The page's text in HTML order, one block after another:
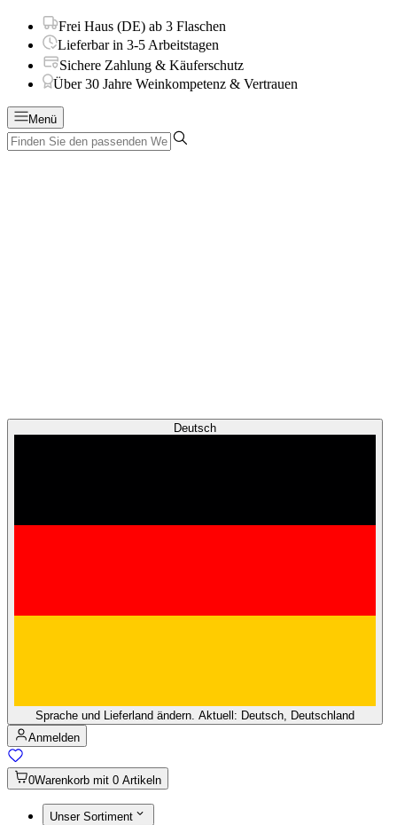
Frei Haus (DE) ab 3 Flaschen
Lieferbar in 3-5 Arbeitstagen
Sichere Zahlung & Käuferschutz
Über 30 Jahre Weinkompetenz & Vertrauen
Menü
Deutsch
Sprache und Lieferland ändern. Aktuell: Deutsch, Deutschland
Anmelden
0Warenkorb mit 0 Artikeln
Unser Sortiment